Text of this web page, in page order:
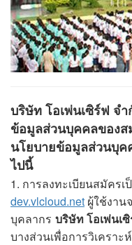
บริษัท โอเพ่นเซิร์ฟ จ
ข้อมูลส่วนบุคคลของส
นโยบายข้อมูลส่วนบุค
ไปนี้
1. การลงทะเบียนสมัคร
dev.vlcloud.net ผู้ใช้งาน
บุคลากร บริษัท โอเพ่นเ
บางส่วนเพื่อการวิเครา